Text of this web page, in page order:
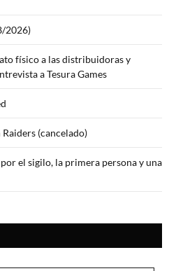
2026)
físico a las distribuidoras y
a Tesura Games
(cancelado)
el sigilo, la primera persona y una